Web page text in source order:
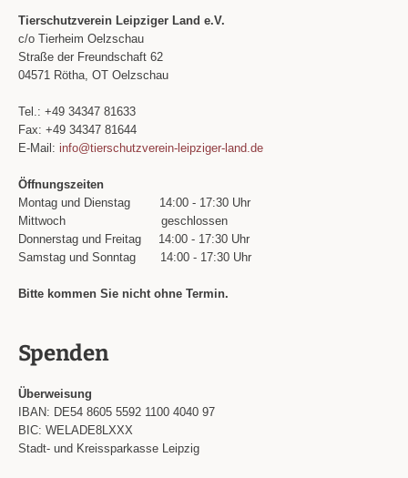
Tierschutzverein Leipziger Land e.V.
c/o Tierheim Oelzschau
Straße der Freundschaft 62
04571 Rötha, OT Oelzschau
Tel.: +49 34347 81633
Fax: +49 34347 81644
E-Mail:info@tierschutzverein-leipziger-land.de
Öffnungszeiten
Montag und Dienstag
14:00 - 17:30 Uhr
Mittwoch
geschlossen
Donnerstag und Freitag
14:00 - 17:30 Uhr
Samstag und Sonntag
14:00 - 17:30 Uhr
Bitte kommen Sie nicht ohne Termin.
Spenden
Überweisung
IBAN: DE54 8605 5592 1100 4040 97
BIC: WELADE8LXXX
Stadt- und Kreissparkasse Leipzig